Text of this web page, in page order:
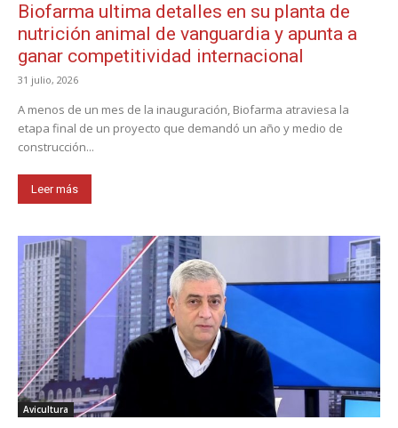
Biofarma ultima detalles en su planta de
nutrición animal de vanguardia y apunta a
ganar competitividad internacional
31 julio, 2026
A menos de un mes de la inauguración, Biofarma atraviesa la
etapa final de un proyecto que demandó un año y medio de
construcción...
Leer más
Avicultura